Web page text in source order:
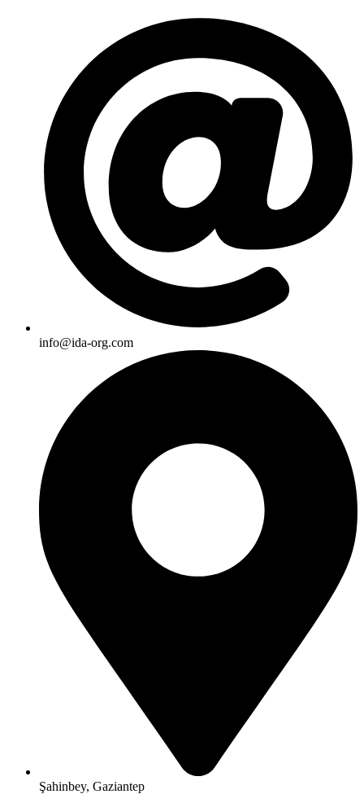
info@ida-org.com
Şahinbey, Gaziantep